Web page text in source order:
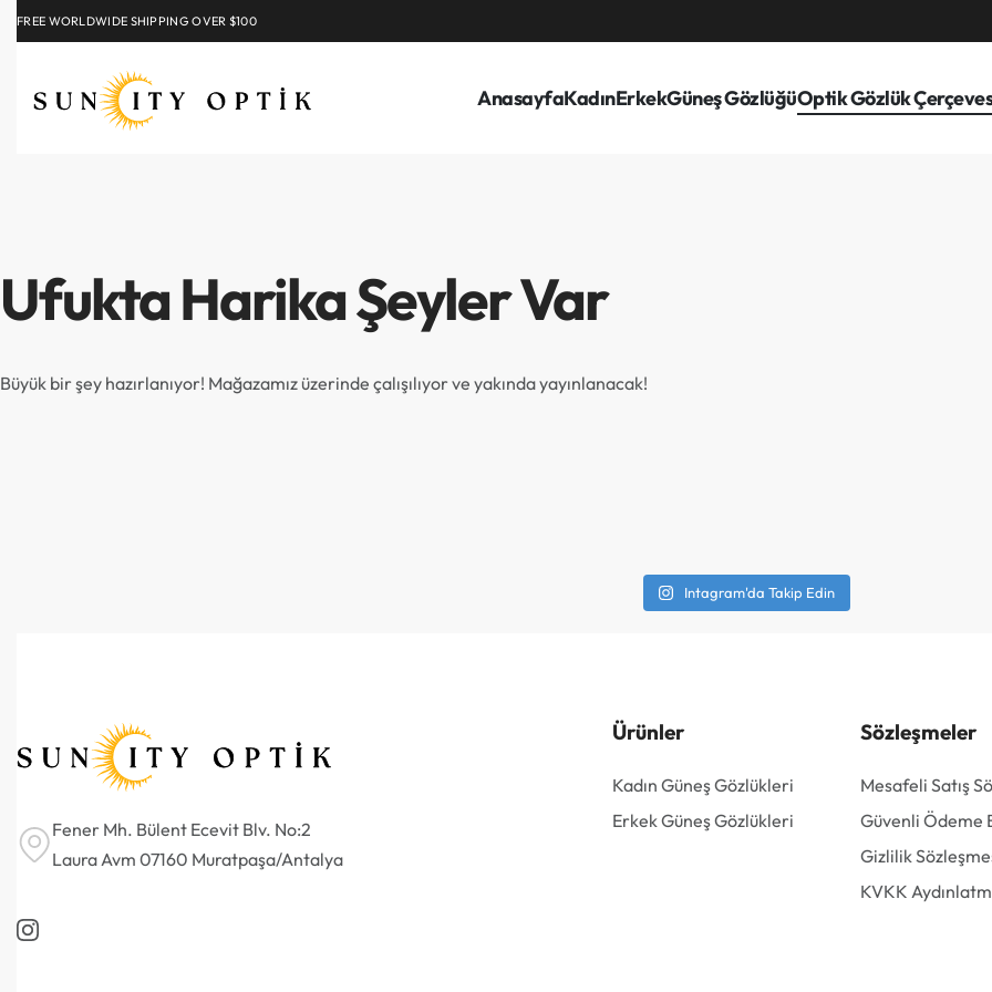
FREE WORLDWIDE SHIPPING OVER $100
AnasayfaKadınErkekGüneş GözlüğüOptik Gözlük
Ufukta Harika Şeyler Var
Büyük bir şey hazırlanıyor! Mağazamız üzerinde çalışılıyor ve yakında yayınlanacak!
Intagram'da Takip Edin
Fener Mh. Bülent Ecevit Blv. No:2
Laura Avm 07160 Muratpaşa/Antalya
Ürünler
Kadın Güneş Gözlükleri
Erkek Güneş Gözlükleri
Sözleşmeler
Mesafeli Satış
Güvenli Ödeme
Gizlilik
KVKK